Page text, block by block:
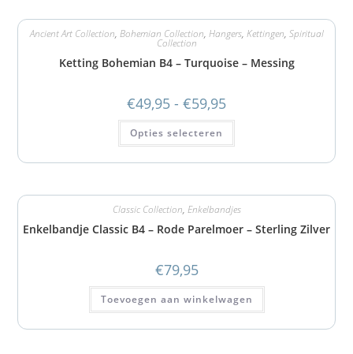
Ancient Art Collection, Bohemian Collection, Hangers, Kettingen, Spiritual
Collection
Ketting Bohemian B4 – Turquoise – Messing
€49,95 - €59,95
Opties selecteren
Classic Collection, Enkelbandjes
Enkelbandje Classic B4 – Rode Parelmoer – Sterling Zilver
€79,95
Toevoegen aan winkelwagen